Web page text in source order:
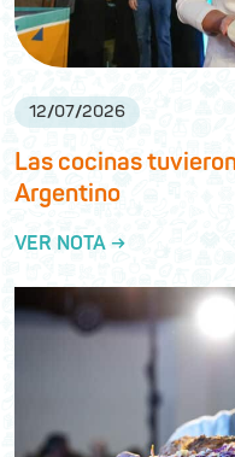
12/07/2026
Las cocinas
Argentino
VER NOTA →